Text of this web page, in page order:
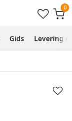
Gids Levering